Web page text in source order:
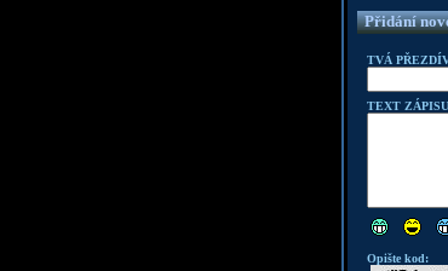
Přidání
TVÁ
TEXT
Opište kod: